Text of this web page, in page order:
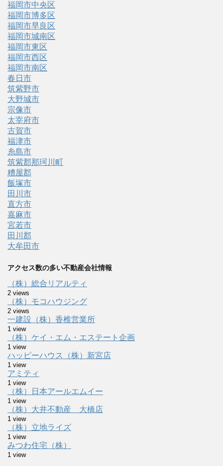
福岡市中央区
福岡市博多区
福岡市早良区
福岡市城南区
福岡市東区
福岡市西区
福岡市南区
春日市
筑紫野市
大野城市
宗像市
太宰府市
古賀市
福津市
糸島市
筑紫郡那珂川町
糟屋郡
飯塚市
田川市
直方市
嘉麻市
宮若市
田川郡
大牟田市
アクセス数の多い不動産会社情報
（株）総合リアルティ
2 views
（株）モコハウジング
2 views
一建設（株）香椎営業所
1 view
（株）ケイ・エム・エステート企画
1 view
ハッピーハウス（株）新宮店
1 view
アミティ
1 view
（株）日本アールエムイー
1 view
（株）大井不動産 大橋店
1 view
（株）立地ライズ
1 view
みつわ住宅（株）
1 view